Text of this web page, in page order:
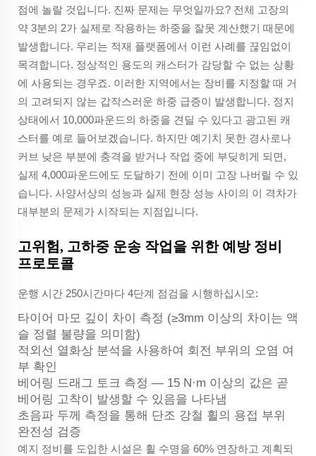
점에 놀랄 것입니다. 진짜 문제는 무엇일까요? 전체 고장의
약 3분의 2가 실제로 작용하는 하중을 잘못 계산했기 때문에
발생합니다. 우리는 적재 플랫폼에서 이런 사례를 끊임없이
목격합니다. 정상적인 용도의 캐스터가 감당할 수 없는 상황
에 사용되는 경우죠. 이러한 지역에서는 장비를 지정할 때 거
의 고려되지 않는 갑작스러운 하중 급증이 발생합니다. 정지
상태에서 10,000파운드의 하중을 견딜 수 있다고 광고된 캐
스터를 예로 들어보겠습니다. 하지만 예기치 못한 경사로나
커브 낮은 부분에 충격을 받거나 작업 중에 부딪히게 되면,
실제 4,000파운드에도 도달하기 전에 이미 고장 나버릴 수 있
습니다. 사양서상의 성능과 실제 현장 성능 사이의 이 격차가
대부분의 문제가 시작되는 지점입니다.
고위험, 고하중 운송 작업을 위한 예방 정비
프로토콜
운행 시간 250시간마다 4단계 점검을 시행하십시오:
타이어 마모 깊이 차이 측정 (≥3mm 이상의 차이는 액
슬 정렬 불량을 의미함)
적외선 열화상 분석을 사용하여 회전 부위의 오염 여
부 확인
베어링 드래그 토크 측정 — 15 N·m 이상의 값은 곧
베어링 고착이 발생할 수 있음을 나타냄
초음파 두께 측정을 통해 단조 강철 휠의 용접 부위
완전성 검증
예지 정비를 도입한 시설은 휠 수명을 60% 연장하고 계획되